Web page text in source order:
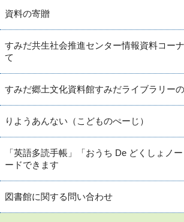
資料の寄贈
すみだ共生社会推進センター情報資料コー
て
すみだ郷土文化資料館すみだライブラリー
りようあんない（こどものぺーじ）
「英語多読手帳」「おうち De どくしょノ
ードできます
図書館に関する問い合わせ